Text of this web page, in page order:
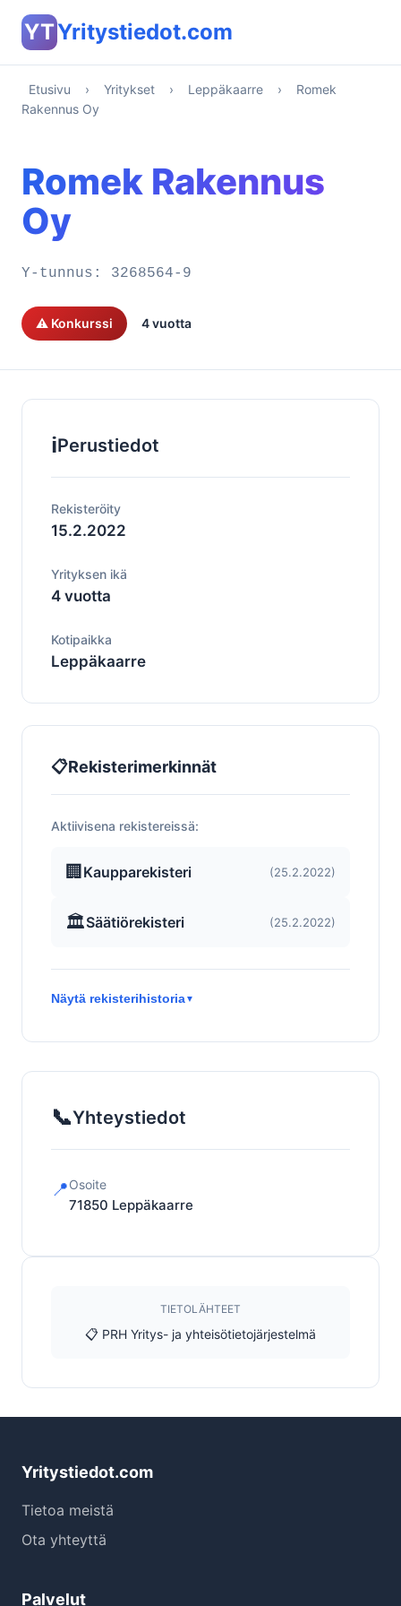
YTYritystiedot.com
Etusivu › Yritykset › Leppäkaarre ›
Romek
Rakennus Oy
Romek Rakennus
Oy
Y-tunnus: 3268564-9
⚠️ Konkurssi 4 vuotta
ℹ️Perustiedot
Rekisteröity
15.2.2022
Yrityksen ikä
4 vuotta
Kotipaikka
Leppäkaarre
📋Rekisterimerkinnät
Aktiivisena rekistereissä:
🏢 Kaupparekisteri (25.2.2022)
🏛️Säätiörekisteri (25.2.2022)
Näytä rekisterihistoria▼
📞Yhteystiedot
📍Osoite
71850 Leppäkaarre
TIETOLÄHTEET
📋 PRH Yritys- ja yhteisötietojärjestelmä
Yritystiedot.com
Tietoa meistä
Ota yhteyttä
Palvelut